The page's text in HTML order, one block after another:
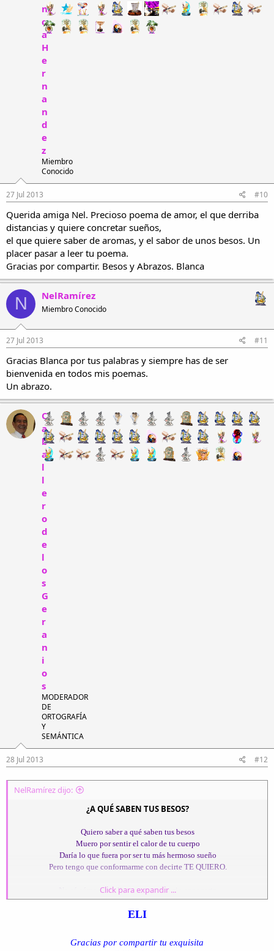
n
c
a
H
e
r
n
a
n
d
e
z
Miembro
Conocido
27 Jul 2013 #10
Querida amiga Nel. Precioso poema de amor, el que derriba
distancias y quiere concretar sueños,
el que quiere saber de aromas, y el sabor de unos besos. Un
placer pasar a leer tu poema.
Gracias por compartir. Besos y Abrazos. Blanca
N NelRamírez
Miembro Conocido
27 Jul 2013 #11
Gracias Blanca por tus palabras y siempre has de ser
bienvenida en todos mis poemas.
Un abrazo.
C
a
b
a
l
l
e
r
o
d
e
l
o
s
G
e
r
a
n
i
o
s
MODERADOR
DE
ORTOGRAFÍA
Y
SEMÁNTICA
28 Jul 2013 #12
NelRamírez dijo:
¿A QUÉ SABEN TUS BESOS?
Quiero saber a qué saben tus besos
Muero por sentir el calor de tu cuerpo
Daría lo que fuera por ser tu más hermoso sueño
Pero tengo que conformarme con decirte TE QUIERO.
No sé cómo pude llegar a quererte sin conocerte
No entiendo cómo puedo extrañarte sin tenerte
Cada día te espero en nuestro mundo secreto
He perdido la cuenta de las noches que te pienso
Click para expandir ...
ELI
Gracias por compartir tu exquisita